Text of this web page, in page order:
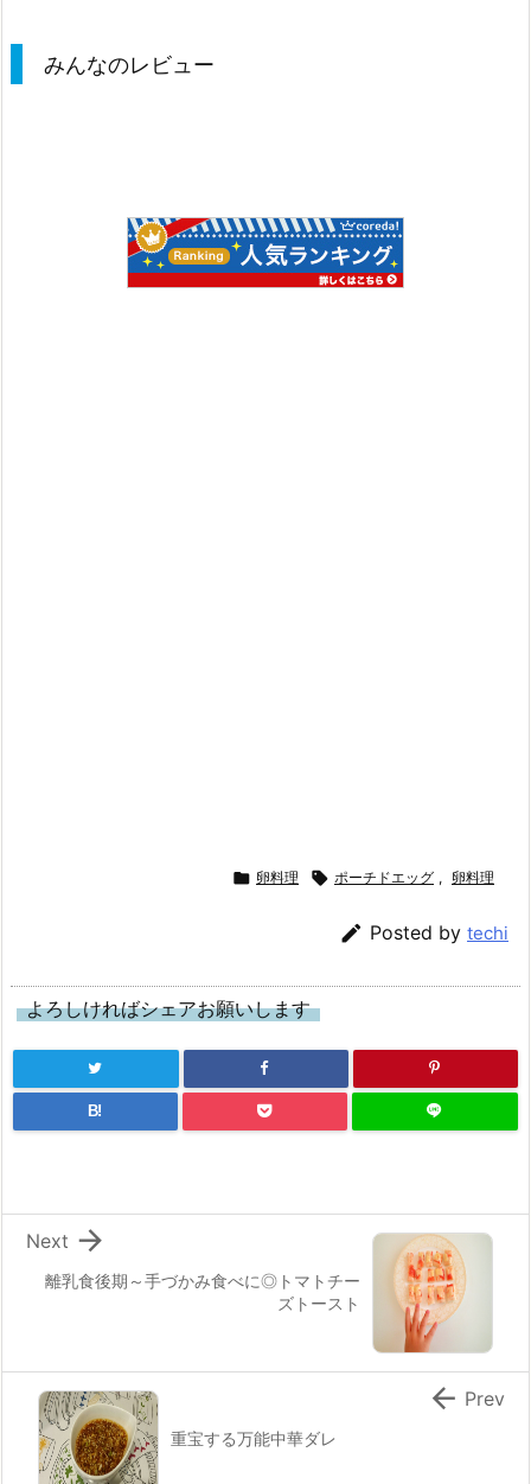
みんなのレビュー
 卵料理  ポーチドエッグ , 卵料理
 Posted by techi
よろしければシェアお願いします
B!
離乳食後期～手づかみ食べに◎トマトチー
ズトースト

Next
重宝する万能中華ダレ
 Prev